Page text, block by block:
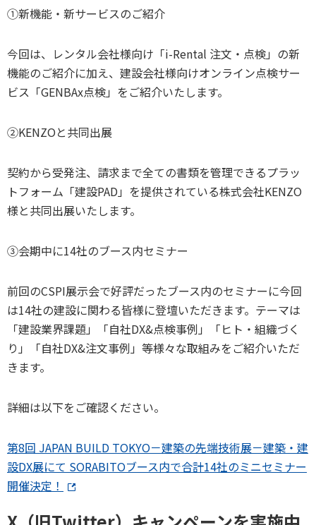
①新機能・新サービスのご紹介
今回は、レンタル会社様向け「i-Rental 注文・点検」の新
機能のご紹介に加え、建設会社様向けオンライン点検サー
ビス「GENBAx点検」をご紹介いたします。
②KENZOと共同出展
契約から受発注、請求まで全ての書類を管理できるプラッ
トフォーム「建設PAD」を提供されている株式会社KENZO
様と共同出展いたします。
③会期中に14社のブース内セミナー
前回のCSPI展示会で好評だったブース内のセミナーに今回
は14社の建設に関わる皆様に登壇いただきます。テーマは
「建設業界課題」「自社DX&点検事例」「ヒト・組織づく
り」「自社DX&注文事例」等様々な取組みをご紹介いただ
きます。
詳細は以下をご確認ください。
第8回 JAPAN BUILD TOKYO－建築の先端技術展－建築・建
設DX展にて SORABITOブース内で合計14社のミニセミナー
開催決定！